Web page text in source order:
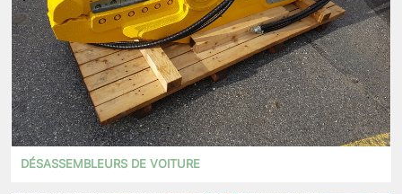
DÉSASSEMBLEURS DE VOITURE